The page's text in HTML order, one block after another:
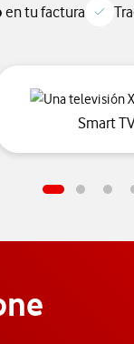
en tu factura
al catálogo de
Smart